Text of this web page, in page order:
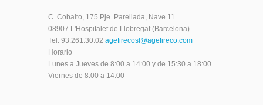
C. Cobalto, 175 Pje. Parellada, Nave 11
08907 L'Hospitalet de Llobregat (Barcelona)
Tel. 93.261.30.02 agefirecosl@agefireco.com
Horario
Lunes a Jueves de 8:00 a 14:00 y de 15:30 a 18:00
Viernes de 8:00 a 14:00